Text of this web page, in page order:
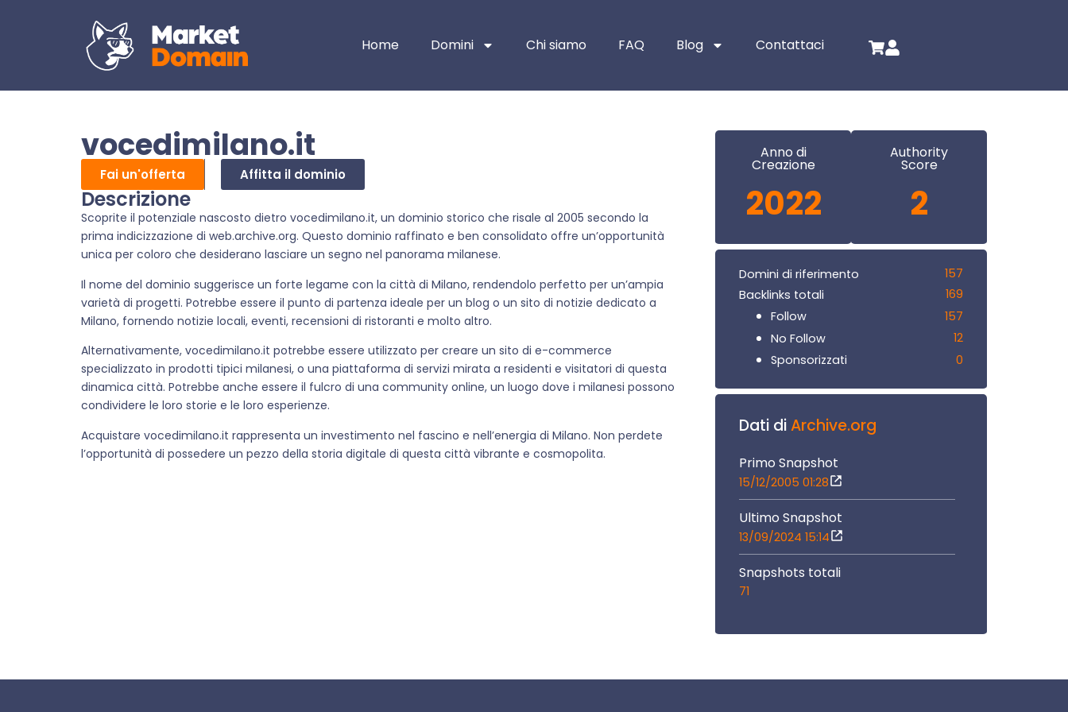
Home Domini Chi siamo FAQ Blog Contattaci
vocedimilano.it
Fai un'offerta Affitta il dominio
Descrizione
Scoprite il potenziale nascosto dietro vocedimilano.it, un dominio storico che risale al 2005 secondo la
prima indicizzazione di web.archive.org. Questo dominio raffinato e ben consolidato offre un’opportunità
unica per coloro che desiderano lasciare un segno nel panorama milanese.
Il nome del dominio suggerisce un forte legame con la città di Milano, rendendolo perfetto per un’ampia
varietà di progetti. Potrebbe essere il punto di partenza ideale per un blog o un sito di notizie dedicato a
Milano, fornendo notizie locali, eventi, recensioni di ristoranti e molto altro.
Alternativamente, vocedimilano.it potrebbe essere utilizzato per creare un sito di e-commerce
specializzato in prodotti tipici milanesi, o una piattaforma di servizi mirata a residenti e visitatori di questa
dinamica città. Potrebbe anche essere il fulcro di una community online, un luogo dove i milanesi possono
condividere le loro storie e le loro esperienze.
Acquistare vocedimilano.it rappresenta un investimento nel fascino e nell’energia di Milano. Non perdete
l’opportunità di possedere un pezzo della storia digitale di questa città vibrante e cosmopolita.
Anno di
Creazione
2022
Authority
Score
2
Domini di riferimento
157
Backlinks totali
169
Follow
157
No Follow
12
Sponsorizzati
0
Dati diArchive.org
Primo Snapshot
15/12/2005 01:28
Ultimo Snapshot
13/09/2024 15:14
Snapshots totali
71